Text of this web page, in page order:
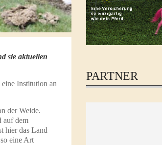
sie aktuellen
Institution an
der Weide.
auf dem
hier das Land
eine Art
PARTNER